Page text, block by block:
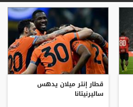
قطار إنتر ميلان يدهس
ساليرنيتانا